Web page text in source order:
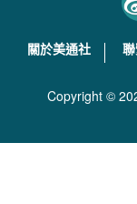
關於美通社
Copyright ©